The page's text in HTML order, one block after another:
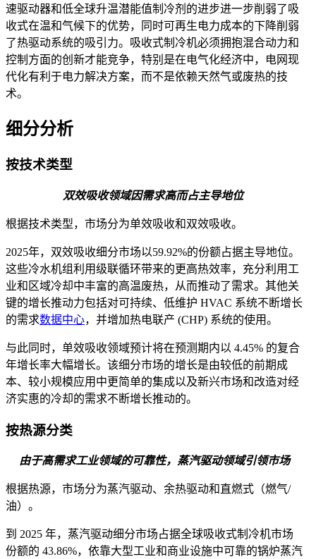
速驱动器和低全球升温潜能值制冷剂的进步进一步削弱了吸
收式在温和气候下的优势，同时可再生电力成本的下降削弱
了热驱动系统的吸引力。吸收式制冷机必须拥抱混合动力和
控制方面的创新才能竞争，特别是在电气化经济中，电网现
代化有利于电力解决方案，而不是依赖天然气或废热的技
术。
细分分析
按技术类型
双效吸收领域因需求高而占主导地位
根据技术类型，市场分为单效吸收和双效吸收。
2025年，双效吸收细分市场以59.92%的份额占据主导地位。
这些冷水机组利用级联循环带来的更高热效率，充分利用工
业和区域冷却中丰富的高温废热，从而推动了需求。其他关
键的增长推动力包括对可持续、低维护 HVAC 系统不断增长
的需求数据中心，并增加热电联产 (CHP) 系统的使用。
与此同时，单效吸收领域预计将在预测期内以 4.45% 的复合
年增长率大幅增长。该细分市场的增长是由较低的前期成
本、较小规模应用中更简单的集成以及新兴市场和改造对经
济实惠的冷却的需求不断增长推动的。
按热源分类
由于高需求工业领域的可靠性，蒸汽驱动领域引领市场
根据热源，市场分为蒸汽驱动、余热驱动和直燃式（燃气/
油）。
到 2025 年，蒸汽驱动细分市场占据全球吸收式制冷机市场
份额的 43.86%，依靠大型工业和商业设施中可靠的锅炉蒸汽